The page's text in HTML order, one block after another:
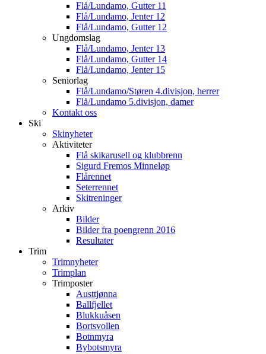
Flå/Lundamo, Gutter 11
Flå/Lundamo, Jenter 12
Flå/Lundamo, Gutter 12
Ungdomslag
Flå/Lundamo, Jenter 13
Flå/Lundamo, Gutter 14
Flå/Lundamo, Jenter 15
Seniorlag
Flå/Lundamo/Støren 4.divisjon, herrer
Flå/Lundamo 5.divisjon, damer
Kontakt oss
Ski
Skinyheter
Aktiviteter
Flå skikarusell og klubbrenn
Sigurd Fremos Minneløp
Flårennet
Seterrennet
Skitreninger
Arkiv
Bilder
Bilder fra poengrenn 2016
Resultater
Trim
Trimnyheter
Trimplan
Trimposter
Austtjønna
Ballfjellet
Blukkuåsen
Bortsvollen
Botnmyra
Bybotsmyra